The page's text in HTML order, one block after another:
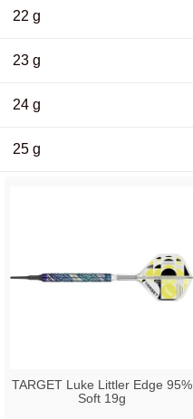
22 g
23 g
24 g
25 g
TARGET Luke Littler Edge 95%
Soft 19g